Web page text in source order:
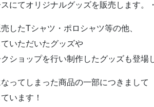
にてオリジナルグッズを販売します。
したTシャツ・ポロシャツ等の他、
いただいたグッズや
ショップを行い制作したグッズも登場
ってしまった商品の一部につきまして
います！